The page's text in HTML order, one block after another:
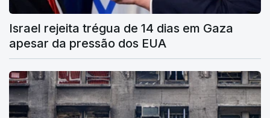
Israel rejeita trégua de 14 dias em Gaza
apesar da pressão dos EUA